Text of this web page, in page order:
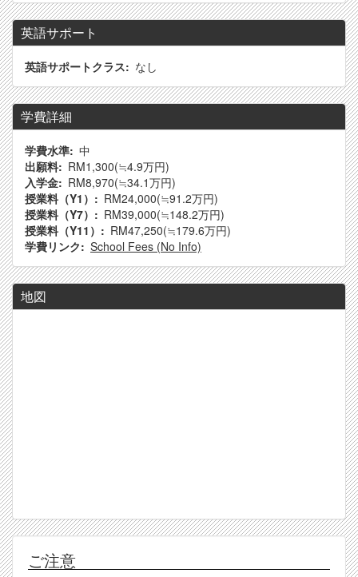
英語サポート
英語サポートクラス なし
学費詳細
学費水準 中
出願料
RM1,300(≒4.9万円)
入学金
RM8,970(≒34.1万円)
授業料（Y1）
RM24,000(≒91.2万円)
授業料（Y7）
RM39,000(≒148.2万円)
授業料（Y11）
RM47,250(≒179.6万円)
学費リンク
School Fees (No Info)
地図
ご注意